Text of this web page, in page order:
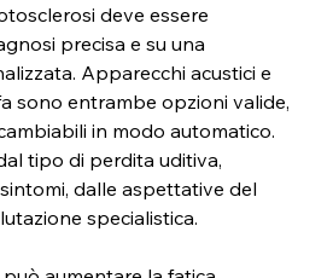
deve essere
precisa e su una
Apparecchi acustici e
sono entrambe opzioni valide,
in modo automatico.
tipo di perdita uditiva,
dalle aspettative del
specialistica.